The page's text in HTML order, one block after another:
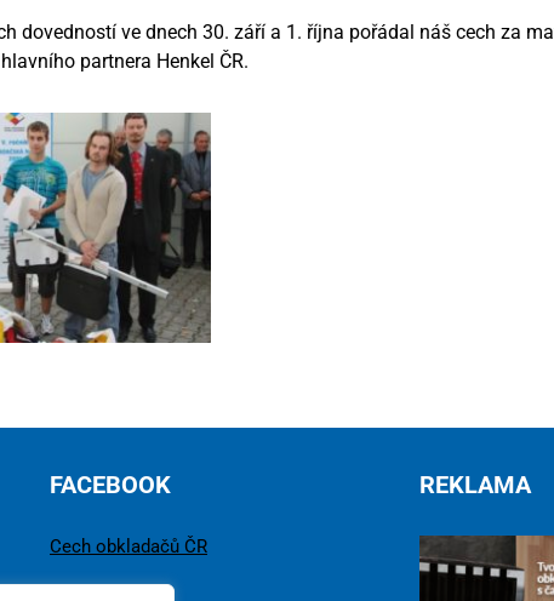
dovedností ve dnech 30. září a 1. října pořádal náš cech za
partnera Henkel ČR.
FACEBOOK
Cech obkladačů ČR
REKLAMA